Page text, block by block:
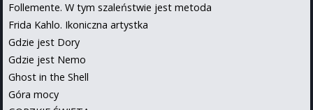
Follemente. W tym szaleństwie jest metoda
Frida Kahlo. Ikoniczna artystka
Gdzie jest Dory
Gdzie jest Nemo
Ghost in the Shell
Góra mocy